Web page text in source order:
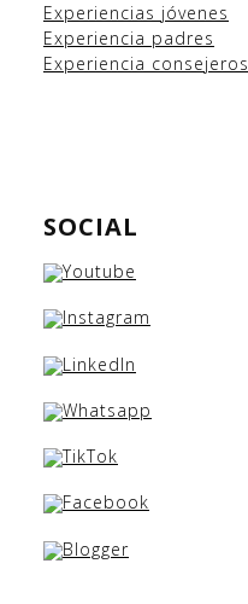
Experiencias jóvenes
Experiencia padres
Experiencia consejeros
SOCIAL